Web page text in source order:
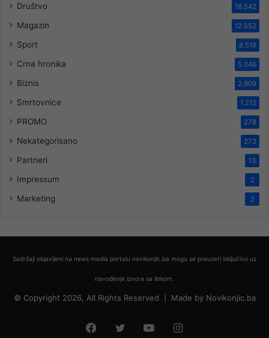
Društvo 18.542
Magazin 12.552
Sport 8.519
Crna hronika 5.046
Biznis 2.909
Smrtovnice 1.212
PROMO 278
Nekategorisano 273
Partneri 13
Impressum 2
Marketing 2
Sadržaji objavljeni na news media portalu novikonjic.ba mogu se preuzeti isključivo uz
navođenje izvora sa linkom.
© Copyright 2026, All Rights Reserved | Made by Novikonjic.ba
Facebook
TwitterYouTubeInstagram